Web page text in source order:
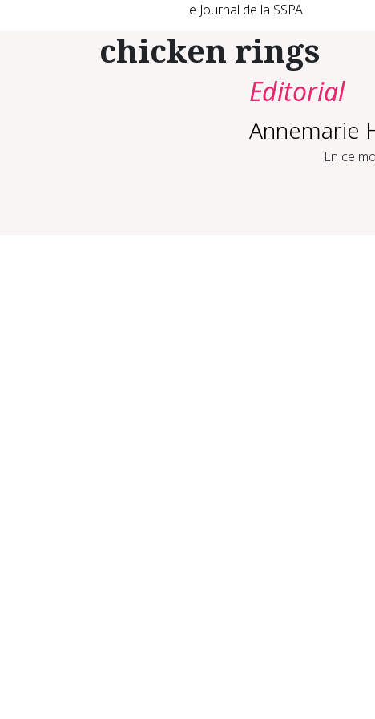
e Journal de la SSPA
chicken rings
Editorial
Annemarie
En ce